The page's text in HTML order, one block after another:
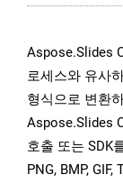
Aspose.Slides
로세스와 유사
형식으로 변환
Aspose.Slides
호출 또는 SDK
PNG, BMP,